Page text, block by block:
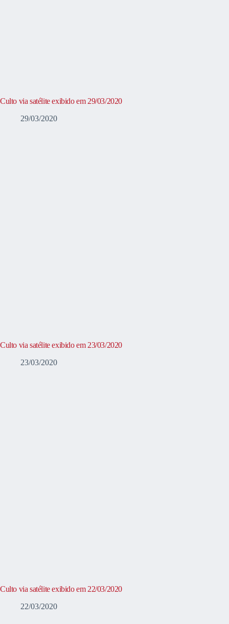
Culto via satélite exibido em 29/03/2020
29/03/2020
Culto via satélite exibido em 23/03/2020
23/03/2020
Culto via satélite exibido em 22/03/2020
22/03/2020